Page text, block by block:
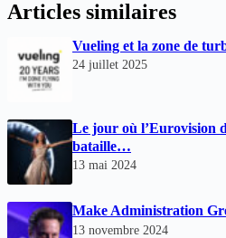
Articles similaires
Vueling et la zone de
24 juillet 2025
Le jour où l’Eurovision
bataille…
13 mai 2024
Make Administration
13 novembre 2024